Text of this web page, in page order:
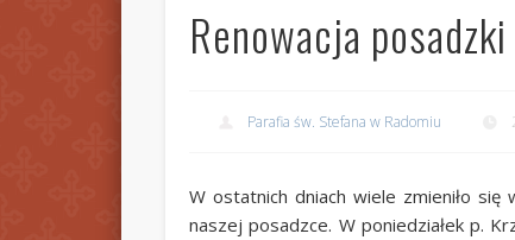
Renowacja
Parafia św. Stefana w Radomiu
W ostatnich dniach wiele zmieniło
naszej posadzce. W poniedziałek p.